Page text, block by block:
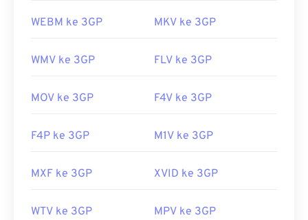
WEBM ke 3GP MKV ke 3GP
WMV ke 3GP FLV ke 3GP
MOV ke 3GP F4V ke 3GP
F4P ke 3GP M1V ke 3GP
MXF ke 3GP XVID ke 3GP
WTV ke 3GP MPV ke 3GP